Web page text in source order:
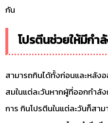
กัน
โปรตีนช่วยให้มีกำ
สามารถกินได้ทั้งก่อนและหลัง
สมในแต่ละวันหากผู้ที่ออกกำลัง
การ กินโปรตีนในแต่ละวันก็สา